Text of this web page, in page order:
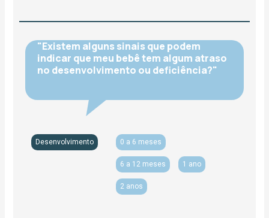
"Existem alguns sinais que podem
indicar que meu bebê tem algum atraso
no desenvolvimento ou deficiência?"
Desenvolvimento 0 a 6 meses
6 a 12 meses 1 ano
2 anos